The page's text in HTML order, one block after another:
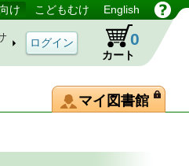
け こどもむけ English
カート
0
マイ図書館